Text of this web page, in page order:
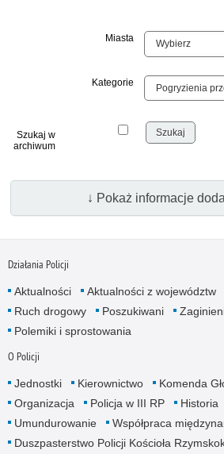
Miasta
Kategorie
Szukaj w
archiwum
↓ Pokaż informacje
Działania Policji
Aktualności Aktualności z województw
Ruch drogowy
Poszukiwani
Polemiki i sprostowania
O Policji
Jednostki Kierownictwo
Komenda
Organizacja
Policja w III RP Historia
Umundurowanie
Współpraca
Duszpasterstwo Policji Kościoła